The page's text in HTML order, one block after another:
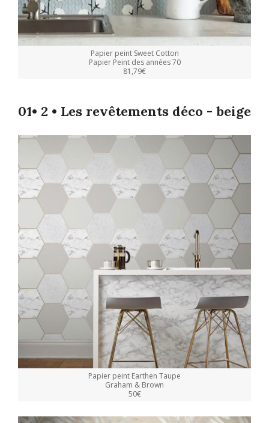
Papier peint Sweet Cotton
Papier Peint des années 70
81,79€
01• 2 • Les revêtements déco - beige
Papier peint Earthen Taupe
Graham & Brown
50€